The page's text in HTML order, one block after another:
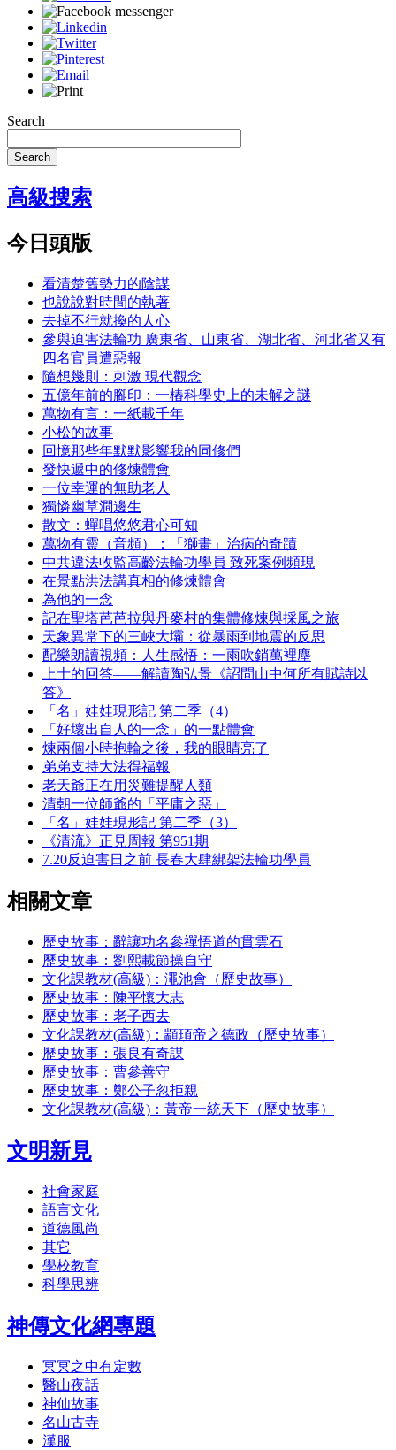
Search
Search
高級搜索
今日頭版
看清楚舊勢力的陰謀
也說說對時間的執著
去掉不行就換的人心
參與迫害法輪功 廣東省、山東省、湖北省、河北省又有
四名官員遭惡報
隨想幾則：刺激 現代觀念
五億年前的腳印：一樁科學史上的未解之謎
萬物有言：一紙載千年
小松的故事
回憶那些年默默影響我的同修們
發快遞中的修煉體會
一位幸運的無助老人
獨憐幽草澗邊生
散文：蟬唱悠悠君心可知
萬物有靈（音頻）：「獅畫」治病的奇蹟
中共違法收監高齡法輪功學員 致死案例頻現
在景點洪法講真相的修煉體會
為他的一念
記在聖塔芭芭拉與丹麥村的集體修煉與採風之旅
天象異常下的三峽大壩：從暴雨到地震的反思
配樂朗讀視頻：人生感悟：一雨吹銷萬裡塵
上士的回答——解讀陶弘景《詔問山中何所有賦詩以
答》
「名」娃娃現形記 第二季（4）
「好壞出自人的一念」的一點體會
煉兩個小時抱輪之後，我的眼睛亮了
弟弟支持大法得福報
老天爺正在用災難提醒人類
清朝一位師爺的「平庸之惡」
「名」娃娃現形記 第二季（3）
《清流》正見周報 第951期
7.20反迫害日之前 長春大肆綁架法輪功學員
相關文章
歷史故事：辭讓功名參禪悟道的貫雲石
歷史故事：劉熙載節操自守
文化課教材(高級)：澠池會（歷史故事）
歷史故事：陳平懷大志
歷史故事：老子西去
文化課教材(高級)：顓頊帝之德政（歷史故事）
歷史故事：張良有奇謀
歷史故事：曹參善守
歷史故事：鄭公子忽拒親
文化課教材(高級)：黃帝一統天下（歷史故事）
文明新見
社會家庭
語言文化
道德風尚
其它
學校教育
科學思辨
神傳文化網專題
冥冥之中有定數
醫山夜話
神仙故事
名山古寺
漢服